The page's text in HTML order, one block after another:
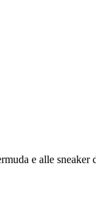
e alle sneaker